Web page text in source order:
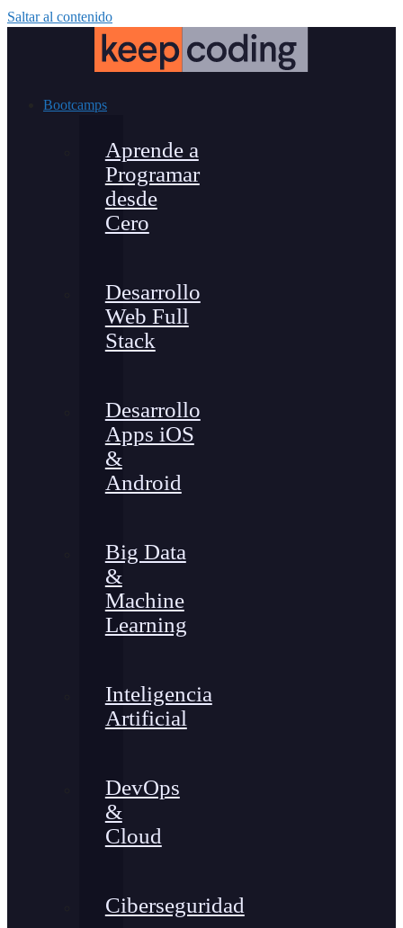
Saltar al contenido
Bootcamps
Aprende a
Programar
desde
Cero
Desarrollo
Web Full
Stack
Desarrollo
Apps iOS
&
Android
Big Data
&
Machine
Learning
Inteligencia
Artificial
DevOps
&
Cloud
Ciberseguridad